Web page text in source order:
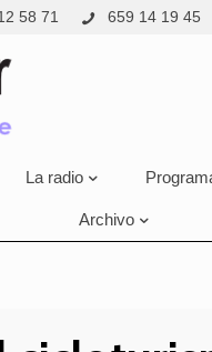
58 71 659 14 19 45
La radio
Archivo